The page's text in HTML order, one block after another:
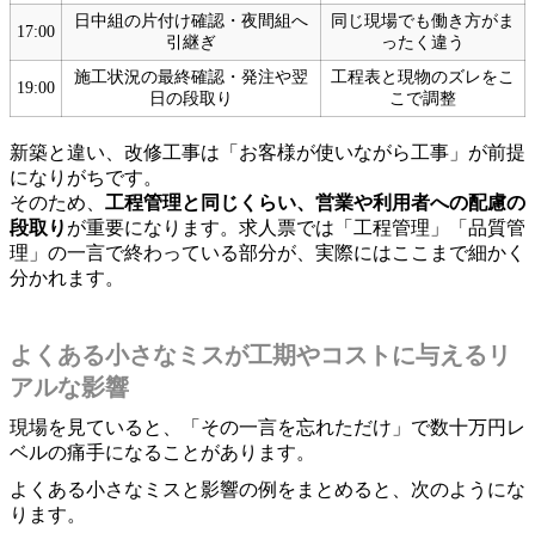
17:00
日中組の片付け確認・夜間組へ
引継ぎ
同じ現場でも働き方がま
ったく違う
19:00
施工状況の最終確認・発注や翌
日の段取り
工程表と現物のズレをこ
こで調整
新築と違い、改修工事は「お客様が使いながら工事」が前提
になりがちです。
そのため、 工程管理と同じくらい、営業や利用者への配慮の
段取り が重要になります。求人票では「工程管理」「品質管
理」の一言で終わっている部分が、実際にはここまで細かく
分かれます。
よくある小さなミスが工期やコストに与えるリ
アルな影響
現場を見ていると、「その一言を忘れただけ」で数十万円レ
ベルの痛手になることがあります。
よくある小さなミスと影響の例をまとめると、次のようにな
ります。